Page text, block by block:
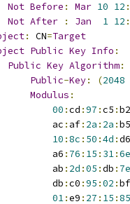
Not Before : Mar 10 12 :
Not After : Jan 1 12 :
: CN=Target
Public Key Info :
Public Key Algorithm:
Public-Key: (2048
Modulus :
00 :cd :97 :c5 :b2
ac
: af: 2a : 2a :b5
10 :8c : 50 :4d :d6
a6
: 76 : 15 : 31:6e
ab
: 2d :05 :db : 7e
db
:c0 :95 :02 :bf
01:e9 : 27 : 15 :85